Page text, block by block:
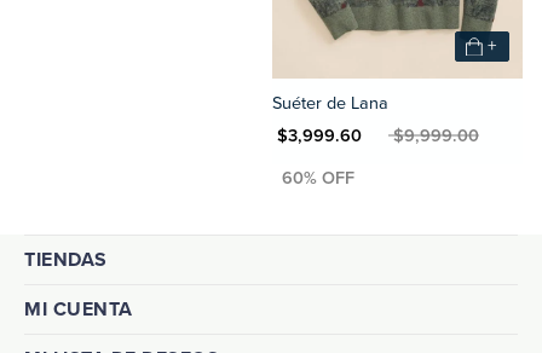
+
Suéter de Lana
MXN $3,999.60MXN $9,999.00
TIENDAS
MI CUENTA